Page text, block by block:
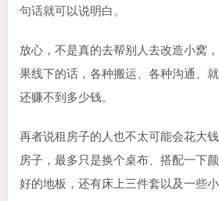
句话就可以说明白。
放心，不是真的去帮别人去改造小窝
果线下的话，各种搬运、各种沟通、
还赚不到多少钱。
再者说租房子的人也不太可能会花大
房子，最多只是换个桌布、搭配一下
好的地板，还有床上三件套以及一些小